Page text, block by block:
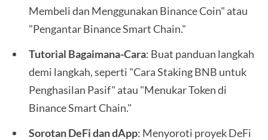
Membeli dan Menggunakan Binance Coin" atau
"Pengantar Binance Smart Chain."
Tutorial Bagaimana-Cara: Buat panduan langkah
demi langkah, seperti "Cara Staking BNB untuk
Penghasilan Pasif" atau "Menukar Token di
Binance Smart Chain."
Sorotan DeFi dan dApp: Menyoroti proyek DeFi